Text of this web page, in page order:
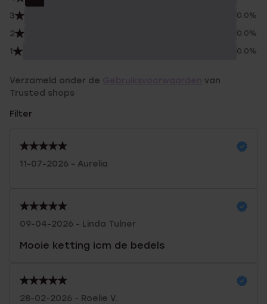
3 0.0%
2 0.0%
1 0.0%
Verzameld onder de
van
Trusted shops
Filter
11-07-2026 - Aurelia
09-04-2026 - Linda Tulner
Mooie ketting icm de bedels
28-02-2026 - Roelie V.